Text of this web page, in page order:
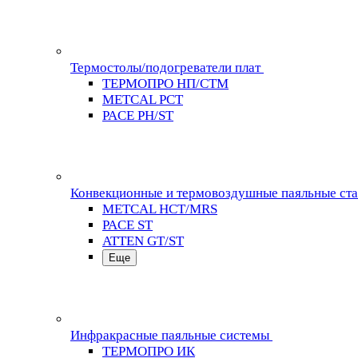
Термостолы/подогреватели плат
ТЕРМОПРО НП/СТМ
METCAL PCT
PACE PH/ST
Конвекционные и термовоздушные паяльные
METCAL HCT/MRS
PACE ST
ATTEN GT/ST
Еще
Инфракрасные паяльные системы
ТЕРМОПРО ИК